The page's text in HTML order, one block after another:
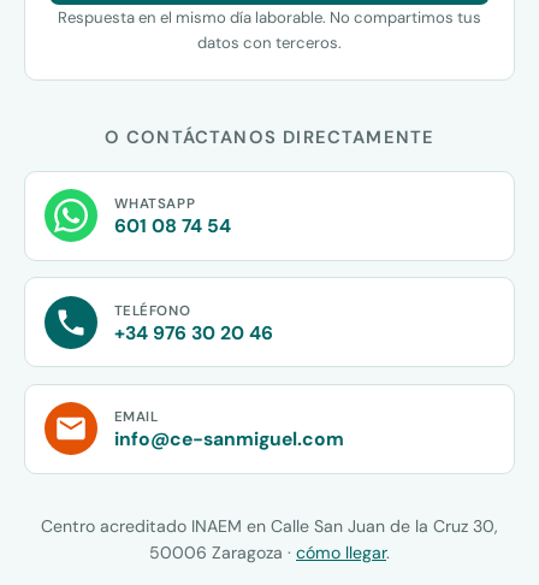
Respuesta en el mismo día laborable. No compartimos tus
datos con terceros.
O CONTÁCTANOS DIRECTAMENTE
WHATSAPP
601 08 74 54
TELÉFONO
+34 976 30 20 46
EMAIL
info@ce-sanmiguel.com
Centro acreditado INAEM en Calle San Juan de la Cruz 30,
50006 Zaragoza · cómo llegar.